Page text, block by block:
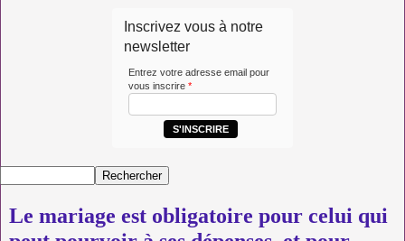
Inscrivez vous à notre
newsletter
Entrez votre adresse email pour
vous inscrire *
S'INSCRIRE
Le mariage est obligatoire pour celui qui